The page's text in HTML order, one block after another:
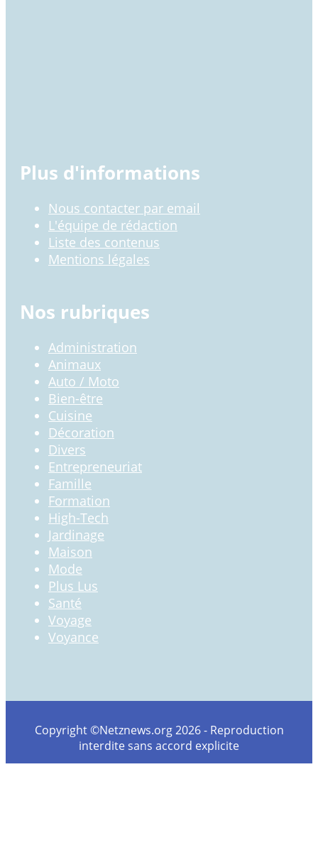
Plus d'informations
Nous contacter par email
L'équipe de rédaction
Liste des contenus
Mentions légales
Nos rubriques
Administration
Animaux
Auto / Moto
Bien-être
Cuisine
Décoration
Divers
Entrepreneuriat
Famille
Formation
High-Tech
Jardinage
Maison
Mode
Plus Lus
Santé
Voyage
Voyance
Copyright ©Netznews.org 2026 - Reproduction
interdite sans accord explicite